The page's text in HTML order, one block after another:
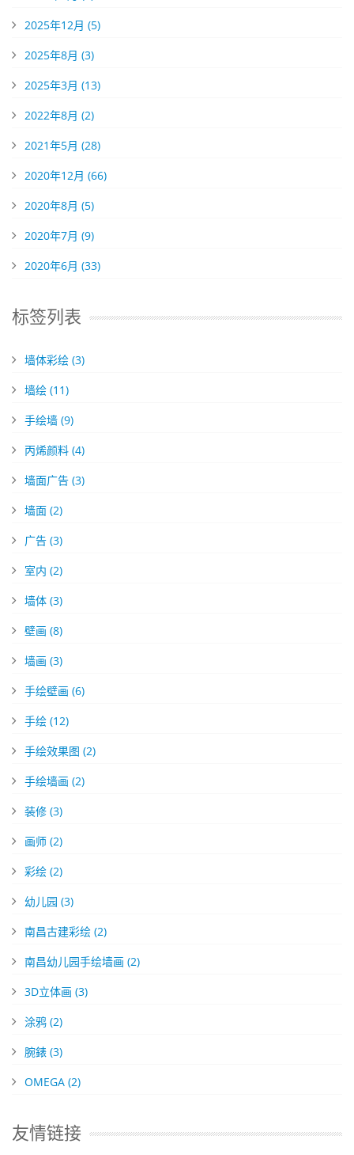
2025年12月 (5)
2025年8月 (3)
2025年3月 (13)
2022年8月 (2)
2021年5月 (28)
2020年12月 (66)
2020年8月 (5)
2020年7月 (9)
2020年6月 (33)
标签列表
墙体彩绘 (3)
墙绘 (11)
手绘墙 (9)
丙烯颜料 (4)
墙面广告 (3)
墙面 (2)
广告 (3)
室内 (2)
墙体 (3)
壁画 (8)
墙画 (3)
手绘壁画 (6)
手绘 (12)
手绘效果图 (2)
手绘墙画 (2)
装修 (3)
画师 (2)
彩绘 (2)
幼儿园 (3)
南昌古建彩绘 (2)
南昌幼儿园手绘墙画 (2)
3D立体画 (3)
涂鸦 (2)
腕錶 (3)
OMEGA (2)
友情链接